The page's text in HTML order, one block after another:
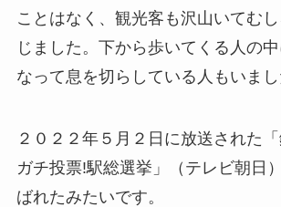
ことはなく、観光客も沢山いてむ
じました。下から歩いてくる人の
なって息を切らしている人もいまし
２０２２年５月２日に放送された
ガチ投票!駅総選挙」（テレビ朝日
ばれたみたいです。